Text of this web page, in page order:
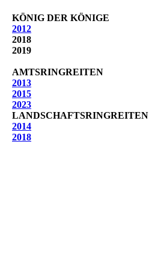
KÖNIG DER KÖNIGE
2012
2018
2019
AMTSRINGREITEN
2013
2015
2023
LANDSCHAFTSRINGREITEN
2014
2018